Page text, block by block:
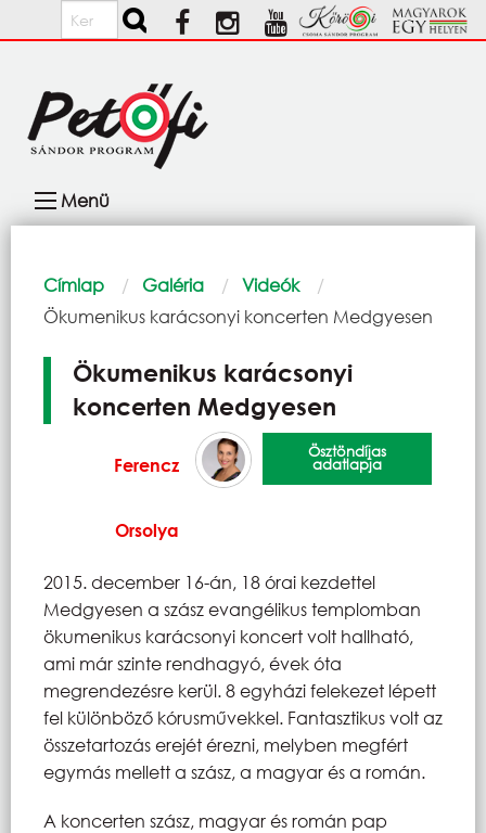
Ugrás a tartalomra
Keresés
navigáció
Menü
Morzsa
Címlap Galéria
Videók
Current:
Ökumenikus karácsonyi koncerten Medgyesen
Ökumenikus karácsonyi
koncerten Medgyesen
Ferencz
Orsolya
Ösztöndíjas
adatlapja
2015. december 16-án, 18 órai kezdettel
Medgyesen a szász evangélikus templomban
ökumenikus karácsonyi koncert volt hallható,
ami már szinte rendhagyó, évek óta
megrendezésre kerül. 8 egyházi felekezet lépett
fel különböző kórusművekkel. Fantasztikus volt az
összetartozás erejét érezni, melyben megfért
egymás mellett a szász, a magyar és a román.
A koncerten szász, magyar és román pap